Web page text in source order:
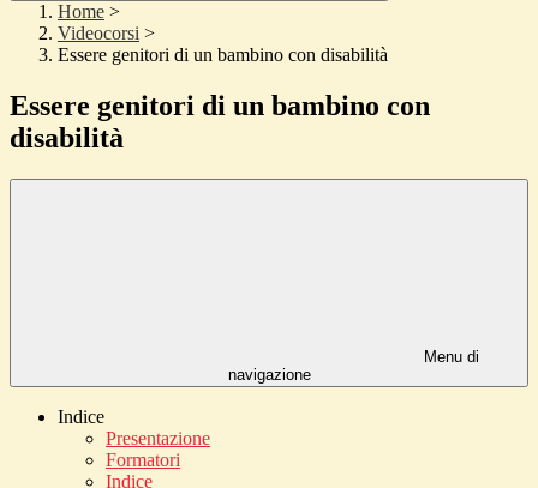
Home >
Videocorsi >
Essere genitori di un bambino con disabilità
Essere genitori di un bambino con
disabilità
Menu di
navigazione
Indice
Presentazione
Formatori
Indice